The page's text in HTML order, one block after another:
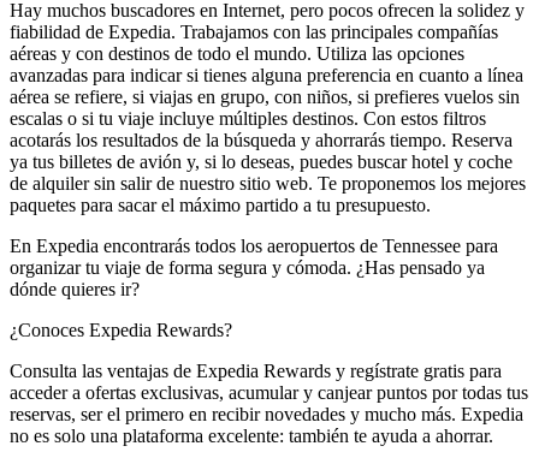
Hay muchos buscadores en Internet, pero pocos ofrecen la solidez y
fiabilidad de Expedia. Trabajamos con las principales compañías
aéreas y con destinos de todo el mundo. Utiliza las opciones
avanzadas para indicar si tienes alguna preferencia en cuanto a línea
aérea se refiere, si viajas en grupo, con niños, si prefieres vuelos sin
escalas o si tu viaje incluye múltiples destinos. Con estos filtros
acotarás los resultados de la búsqueda y ahorrarás tiempo. Reserva
ya tus billetes de avión y, si lo deseas, puedes buscar hotel y coche
de alquiler sin salir de nuestro sitio web. Te proponemos los mejores
paquetes para sacar el máximo partido a tu presupuesto.
En Expedia encontrarás todos los aeropuertos de Tennessee para
organizar tu viaje de forma segura y cómoda. ¿Has pensado ya
dónde quieres ir?
¿Conoces Expedia Rewards?
Consulta las ventajas de Expedia Rewards y regístrate gratis para
acceder a ofertas exclusivas, acumular y canjear puntos por todas tus
reservas, ser el primero en recibir novedades y mucho más. Expedia
no es solo una plataforma excelente: también te ayuda a ahorrar.